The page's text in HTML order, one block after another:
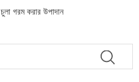
চুলা গরম করার উপাদান